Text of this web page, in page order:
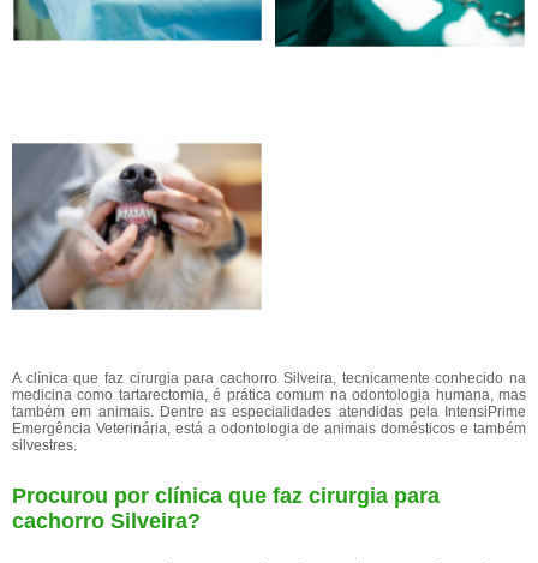
A clínica que faz cirurgia para cachorro Silveira, tecnicamente conhecido na
medicina como tartarectomia, é prática comum na odontologia humana, mas
também em animais. Dentre as especialidades atendidas pela IntensiPrime
Emergência Veterinária, está a odontologia de animais domésticos e também
silvestres.
Procurou por clínica que faz cirurgia para
cachorro Silveira?